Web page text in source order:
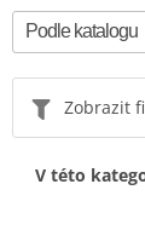
Zobrazit
V této